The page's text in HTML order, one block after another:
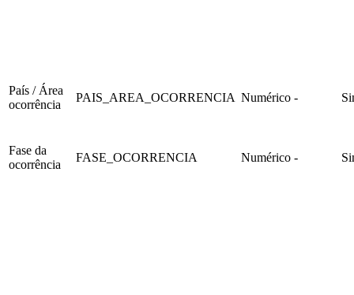
País / Área
ocorrência
PAIS_AREA_OCORRENCIA Numérico -
Fase da
ocorrência
FASE_OCORRENCIA Numérico -